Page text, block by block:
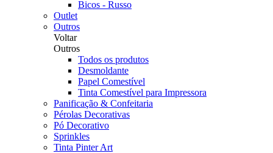
Bicos - Russo
Outlet
Outros
Voltar
Outros
Todos os produtos
Desmoldante
Papel Comestível
Tinta Comestível para Impressora
Panificação & Confeitaria
Pérolas Decorativas
Pó Decorativo
Sprinkles
Tinta Pinter Art